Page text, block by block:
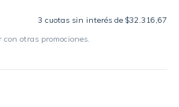
3 cuotas sin interés de $32.316,67
otras promociones.